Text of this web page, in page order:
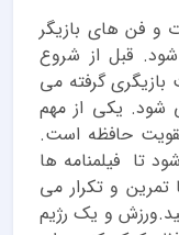
و فن های بازیگر
قبل از شروع
گرفته می
یکی از مهم
تقویت حافظه است.
تا فیلمنامه ها
و تکرار می
و یک رژیم